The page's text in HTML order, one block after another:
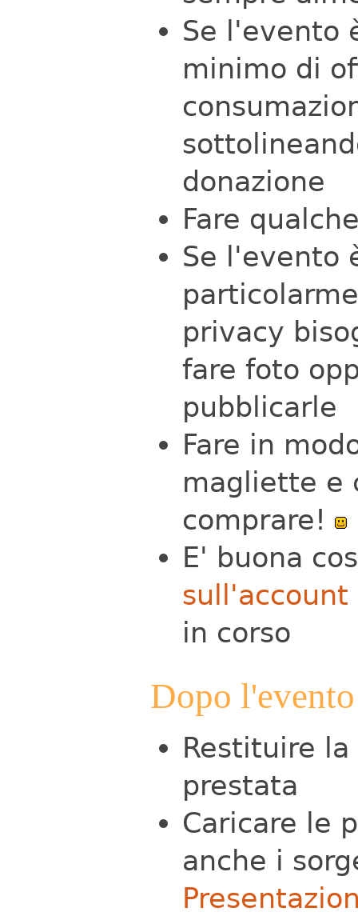
Se l'evento
minimo di
donazione
Fare
Se l'evento
privacy
fare foto
pubblicarle
Fare in
magliette e
comprare!
E' buona
sull'account
in corso
Dopo l'evento
Restituire
prestata
Caricare le
anche i